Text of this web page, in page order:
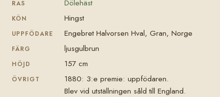
RAS Dölehäst
KÖN Hingst
UPPFÖDARE Engebret Halvorsen Hval, Gran, Norge
FÄRG ljusgulbrun
HÖJD 157 cm
ÖVRIGT
1880: 3:e premie: uppfödaren.
Blev vid utställningen såld till England.